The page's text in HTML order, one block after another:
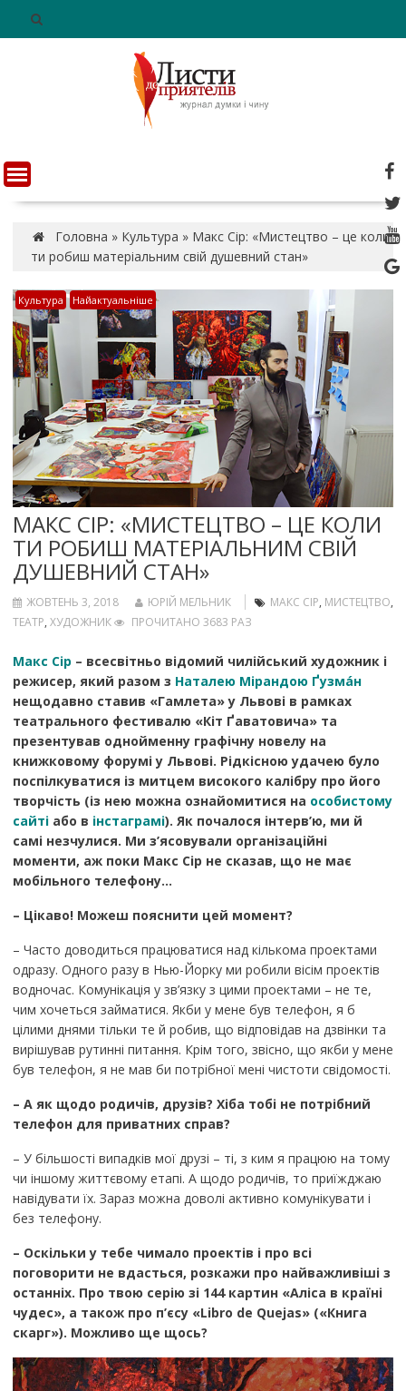
n
t
Головна » Культура » Макс Сір: «Мистецтво – це коли
ти робиш матеріальним свій душевний стан»
Культура Найактуальніше
МАКС СІР: «МИСТЕЦТВО – ЦЕ КОЛИ
ТИ РОБИШ МАТЕРІАЛЬНИМ СВІЙ
ДУШЕВНИЙ СТАН»
ЖОВТЕНЬ 3, 2018 ЮРІЙ МЕЛЬНИК МАКС СІР, МИСТЕЦТВО,
ТЕАТР, ХУДОЖНИК ПРОЧИТАНО 3683 РАЗ
Макс Сір – всесвітньо відомий чилійський художник і
режисер, який разом з Наталею Мірандою Ґузмáн
нещодавно ставив «Гамлета» у Львові в рамках
театрального фестивалю «Кіт Ґаватовича» та
презентував однойменну графічну новелу на
книжковому форумі у Львові. Рідкісною удачею було
поспілкуватися із митцем високого калібру про його
творчість (із нею можна ознайомитися на особистому
сайті або в інстаграмі). Як почалося інтерв’ю, ми й
самі незчулися. Ми з’ясовували організаційні
моменти, аж поки Макс Сір не сказав, що не має
мобільного телефону…
– Цікаво! Можеш пояснити цей момент?
– Часто доводиться працюватися над кількома проектами
одразу. Одного разу в Нью-Йорку ми робили вісім проектів
водночас. Комунікація у зв’язку з цими проектами – не те,
чим хочеться займатися. Якби у мене був телефон, я б
цілими днями тільки те й робив, що відповідав на дзвінки та
вирішував рутинні питання. Крім того, звісно, що якби у мене
був телефон, я не мав би потрібної мені чистоти свідомості.
– А як щодо родичів, друзів? Хіба тобі не потрібний
телефон для приватних справ?
– У більшості випадків мої друзі – ті, з ким я працюю на тому
чи іншому життєвому етапі. А щодо родичів, то приїжджаю
навідувати їх. Зараз можна доволі активно комунікувати і
без телефону.
– Оскільки у тебе чимало проектів і про всі
поговорити не вдасться, розкажи про найважливіші з
останніх. Про твою серію зі 144 картин «Аліса в країні
чудес», а також про п’єсу «Libro de Quejas» («Книга
скарг»). Можливо ще щось?